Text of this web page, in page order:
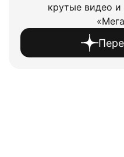
крутые видео и